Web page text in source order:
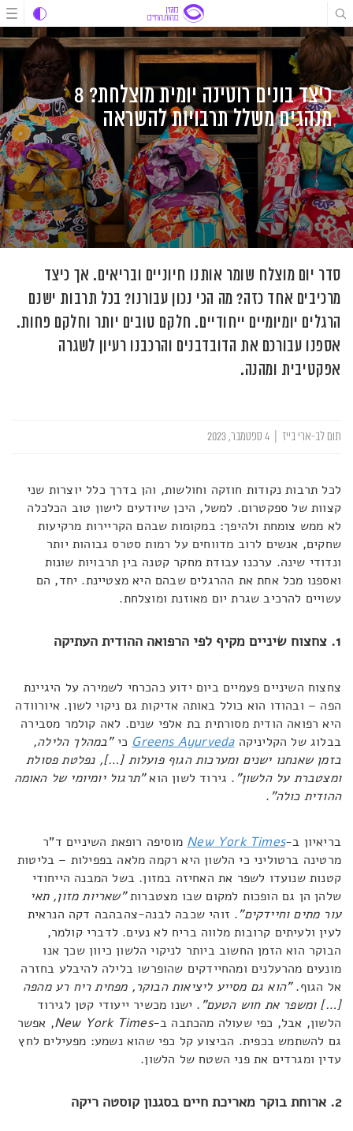
דלג
לתוכן
דלג
לתוכן
דלג
לניווט
כיצד בונים רוטינה יומית מוצלחת? 8
מנהגים משלל תרבויות להשראה
סדר יום מוצלח שומר אותנו חיוניים ובריאים. אך כיצד
מרכיבים אחד כזה? מה הכי נכון עבורנו? בכל תרבות ישנם
הרגלים יומיומיים ייחודיים. חלקם טובים יותר וחלקם פחות.
אספנו עבורכם את הדובדבנים והרכבנו רעיון לשגרה
אפקטיבית ומהנה.
תום לב-ארי בייז
לכל תרבות נקודות חוזקה וחולשות, והן בדרך כלל יוצרות שני
קצוות של ספקטרום. למשל, היכן שיודעים לישון טוב הכלכלה
לא ממש צומחת ולהיפך: במקומות שבהם הקריירות מרקיעות
שחקים, אנשים לרוב מדווחים על רמות סטרס גבוהות יותר
ונדודי שינה. ערכנו עבודת מחקר קטנה בין תרבויות שונות
ואספנו מכל אחת את ההרגלים שבהם היא מצטיינת. יחד, הם
עשויים להרכיב שגרת יום מאוזנת ומוצלחת.
1. צחצוח שיניים מקיף לפי הרפואה ההודית העתיקה
צחצוח השיניים פעמיים ביום ידוע כהכרחי לשמירה על היגיינת
הפה – ובהודו הוא כולל באותה אדיקות גם ניקוי לשון. איורוודה
היא רפואה הודית מסורתית בת אלפי שנים. לאה קולמר מסבירה
בבלוג של הקליניקהGreens Ayurveda כי"במהלך הלילה,
בזמן שאנחנו ישנים ומערכות הגוף פועלות […],נפלטת פסולת
ומצטברת על הלשון". גירוד לשון הוא"תרגול יומיומי של האומה
ההודית כולה".
בריאיון ב-New York Times מוסיפה רופאת השיניים ד"ר
מרטינה ברטוליני כי הלשון היא רקמה מלאה בפפילות – בליטות
קטנות שנועדו לשפר את האחיזה במזון. בשל המבנה הייחודי
שלהן הן גם הופכות למקום שבו מצטברות"שאריות מזון, תאי
עור מתים וחיידקים". זוהי שכבה לבנה-צהבהבה דקה הנראית
לעין ולעיתים קרובות מלווה בריח לא נעים. לדברי קולמר,
הבוקר הוא הזמן החשוב ביותר לניקוי הלשון כיוון שכך אנו
מונעים מהרעלנים ומהחיידקים שהופרשו בלילה להיבלע בחזרה
אל הגוף."הוא גם מסייע ליציאות הבוקר, מפחית ריח רע מהפה
[…] ומשפר את חוש הטעם". ישנו מכשיר ייעודי קטן לגירוד
הלשון, אבל, כפי שעולה מהכתבה ב-New York Times, אפשר
גם להשתמש בכפית. הביצוע קל כפי שהוא נשמע: מפעילים לחץ
עדין ומגרדים את פני השטח של הלשון.
2. ארוחת בוקר מאריכת חיים בסגנון קוסטה ריקה